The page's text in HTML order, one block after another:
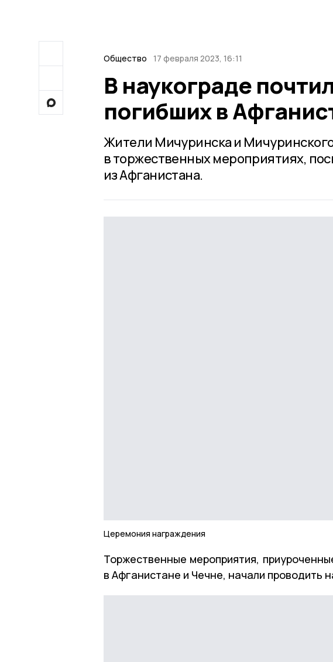
Общество 17 февраля 2023, 16:11
В наукограде
погибших в
Жители Мичуринска и
в торжественных мероприятиях,
из Афганистана.
Церемония награждения
Торжественные мероприятия,
в Афганистане и Чечне, начали проводить